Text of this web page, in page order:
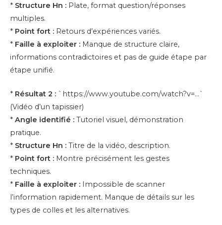
* Structure Hn : Plate, format question/réponses
multiples.
* Point fort : Retours d’expériences variés.
* Faille à exploiter : Manque de structure claire,
informations contradictoires et pas de guide étape par
étape unifié.
* Résultat 2 : `https://www.youtube.com/watch?v=…`
(Vidéo d’un tapissier)
* Angle identifié : Tutoriel visuel, démonstration
pratique.
* Structure Hn : Titre de la vidéo, description.
* Point fort : Montre précisément les gestes
techniques.
* Faille à exploiter : Impossible de scanner
l’information rapidement. Manque de détails sur les
types de colles et les alternatives.